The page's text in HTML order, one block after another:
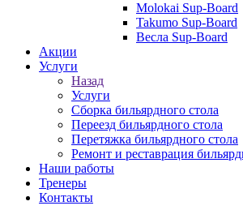
Molokai Sup-Board
Takumo Sup-Board
Весла Sup-Board
Акции
Услуги
Назад
Услуги
Сборка бильярдного стола
Переезд бильярдного стола
Перетяжка бильярдного стола
Ремонт и реставрация
Наши работы
Тренеры
Контакты